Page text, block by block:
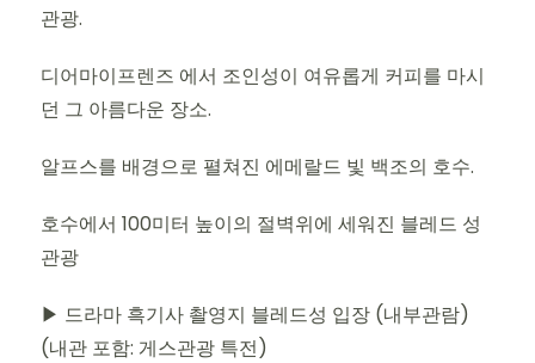
관광.
디어마이프렌즈 에서 조인성이 여유롭게 커피를 마시
던 그 아름다운 장소.
알프스를 배경으로 펼쳐진 에메랄드 빛 백조의 호수.
호수에서 100미터 높이의 절벽위에 세워진 블레드 성
관광
▶ 드라마 흑기사 촬영지 블레드성 입장 (내부관람)
(내관 포함: 게스관광 특전)